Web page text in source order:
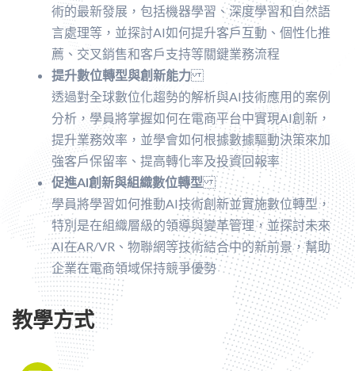
術的最新發展，包括機器學習、深度學習和自然語
言處理等，並探討AI如何提升客戶互動、個性化推
薦、交叉銷售和客戶支持等關鍵業務流程
提升數位轉型與創新能力
透過對全球數位化趨勢的解析與AI技術應用的案例
分析，學員將掌握如何在電商平台中實現AI創新，
提升業務效率，並學會如何根據數據驅動決策來加
強客戶保留率、提高轉化率及投資回報率
促進AI創新與組織數位轉型
學員將學習如何推動AI技術創新並實施數位轉型，
特別是在組織層級的領導與變革管理，並探討未來
AI在AR/VR、物聯網等技術結合中的新前景，幫助
企業在電商領域保持競爭優勢
教學方式